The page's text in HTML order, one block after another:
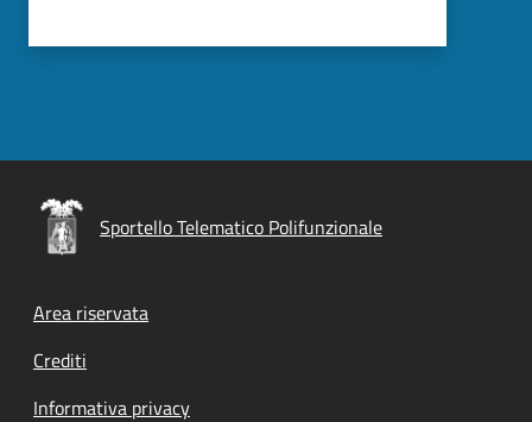
Sportello Telematico Polifunzionale
Footer menu
Area riservata
Crediti
Informativa privacy